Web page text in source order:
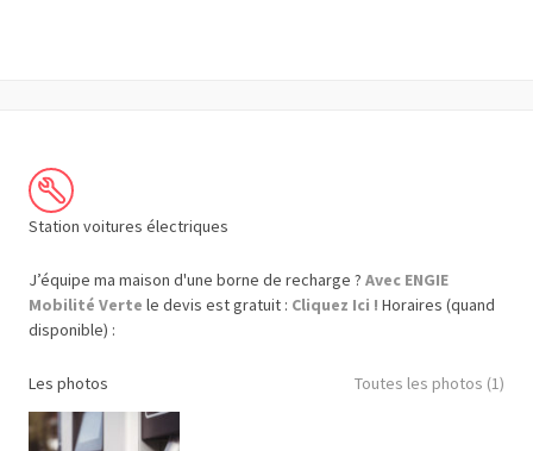
Station voitures électriques
J’équipe ma maison d'une borne de recharge ? Avec ENGIE
Mobilité Verte le devis est gratuit : Cliquez Ici ! Horaires (quand
disponible) :
Les photos Toutes les photos (1)